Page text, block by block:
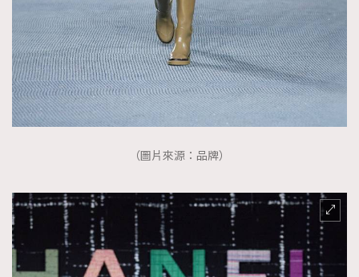
TRENDING
（圖片來源：品牌）